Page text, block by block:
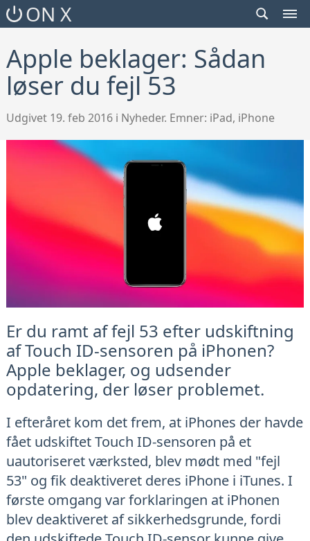
ON X
TOGGLE
Apple beklager: Sådan
løser du fejl 53
Udgivet 19. feb 2016 i Nyheder. Emner: iPad, iPhone
Er du ramt af fejl 53 efter udskiftning
af Touch ID-sensoren på iPhonen?
Apple beklager, og udsender
opdatering, der løser problemet.
I efteråret kom det frem, at iPhones der havde
fået udskiftet Touch ID-sensoren på et
uautoriseret værksted, blev mødt med "fejl
53" og fik deaktiveret deres iPhone i iTunes. I
første omgang var forklaringen at iPhonen
blev deaktiveret af sikkerhedsgrunde, fordi